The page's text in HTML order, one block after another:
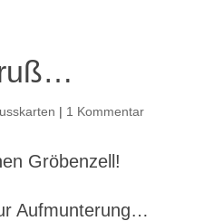
| 1 Kommentar
Gröbenzell!
Aufmunterung…